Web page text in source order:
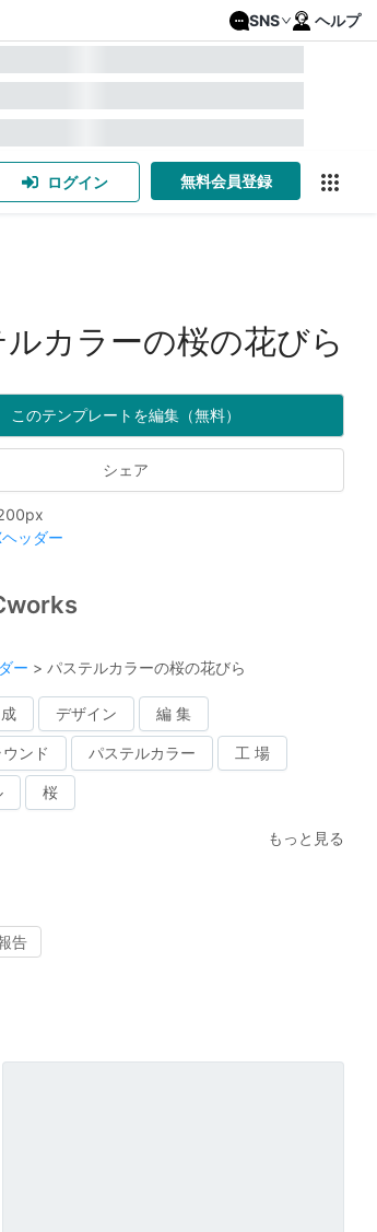
SNS ヘルプ
ログイン 無料会員登録
カラーの桜の花びら
このテンプレートを編集（無料）
シェア
px
ッダー
ー > パステルカラーの桜の花びら
デザイン 編 集
ンド パステルカラー 工 場
桜
もっと見る
告